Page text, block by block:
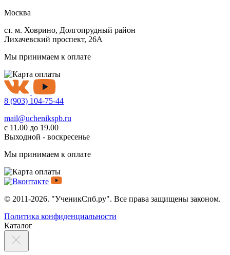
Москва
ст. м. Ховрино, Долгопрудный район
Лихачевский проспект, 26А
Мы принимаем к оплате
8 (903) 104-75-44
mail@uchenikspb.ru
с 11.00 до 19.00
Выходной - воскресенье
Мы принимаем к оплате
© 2011-2026. "УченикСпб.ру". Все права защищены законом.
Политика конфиденциальности
Каталог